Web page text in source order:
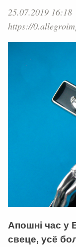
25.07.2019 16:18
https://
Апошні час у
свеце, усё